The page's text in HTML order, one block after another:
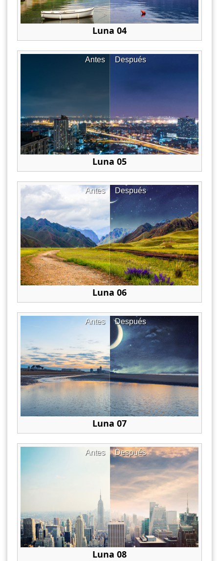
Luna 04
Después
Antes
Luna 05
Después
Antes
Luna 06
Después
Antes
Luna 07
Después
Antes
Luna 08